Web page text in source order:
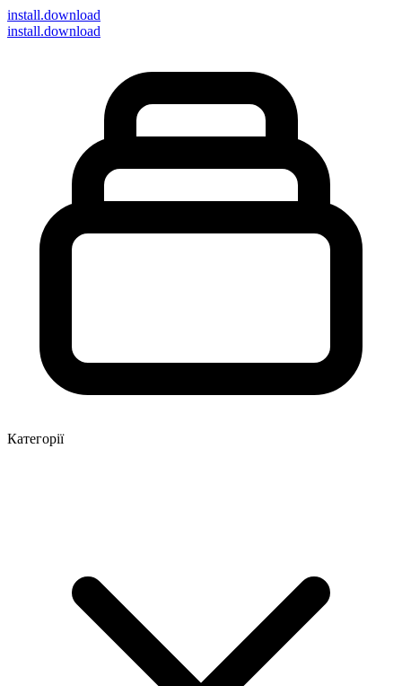
install.download
install.download
Категорії